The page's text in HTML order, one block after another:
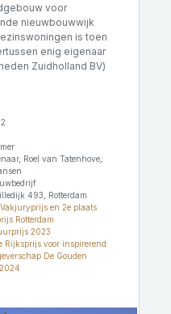
voor
nieuwbouwwijk
is toen
enig eigenaar
Zuidholland BV)
Roel van Tatenhove,
493, Rotterdam
en 2e plaats
Rotterdam
2023
Rijksprijs voor inspirerend
De Gouden